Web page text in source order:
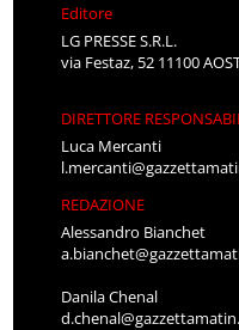
Editore
LG PRESSE S.R.L.
via Festaz, 52 11100
DIRETTORE
Luca Mercanti
REDAZIONE
Alessandro Bianchet
Danila Chenal